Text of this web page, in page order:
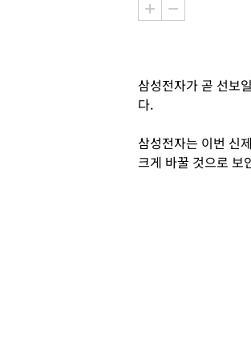
삼성전자가 곧 선보
다.
삼성전자는 이번 신
크게 바꿀 것으로 보